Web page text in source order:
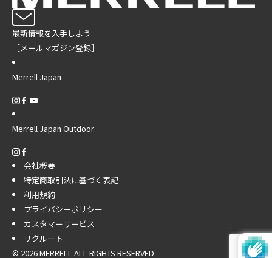
最新情報を入手しよう
［メールマガジン登録］
Merrell Japan
Merrell Japan Outdoor
会社概要
特定商取引法に基づく表記
利用規約
プライバシーポリシー
カスタマーサービス
リクルート
© 2026 MERRELL ALL RIGHTS RESERVED